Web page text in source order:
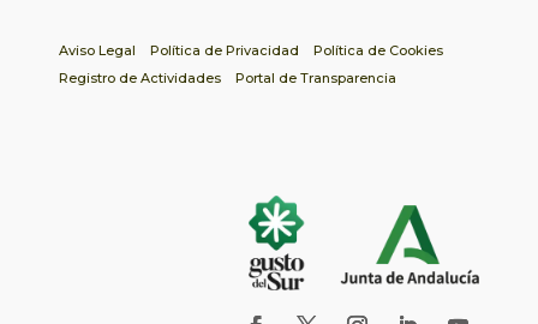
Aviso Legal Política de Privacidad
Política de Cookies
Registro de Actividades
Portal de Transparencia